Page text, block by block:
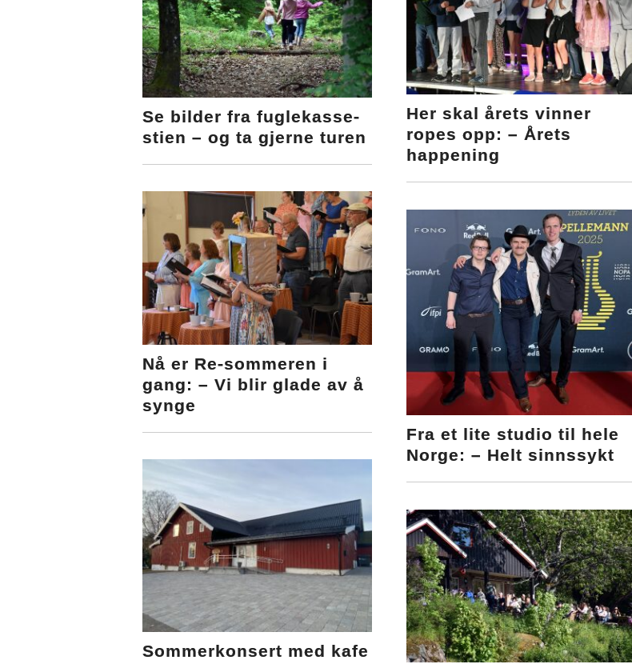
Se bilder fra fuglekasse-
stien – og ta gjerne turen
Her skal årets vinner
ropes opp: – Årets
happening
Nå er Re-sommeren i
gang: – Vi blir glade av å
synge
Fra et lite studio til hele
Norge: – Helt sinnssykt
Sommerkonsert med kafe